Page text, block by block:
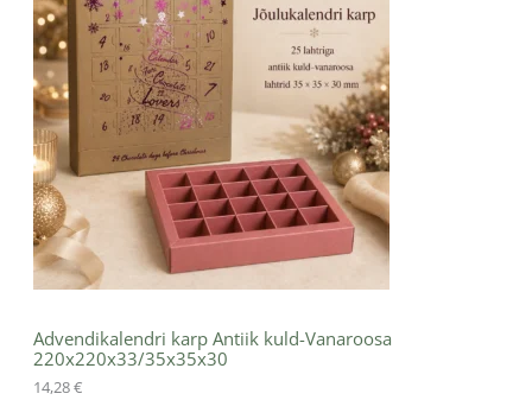
Advendikalendri karp Antiik kuld-Vanaroosa
220x220x33/35x35x30
14,28€